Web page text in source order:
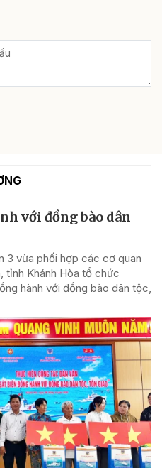
với đồng bào dân
3 vừa phối hợp các cơ quan
tỉnh Khánh Hòa tổ chức
hành với đồng bào dân tộc,